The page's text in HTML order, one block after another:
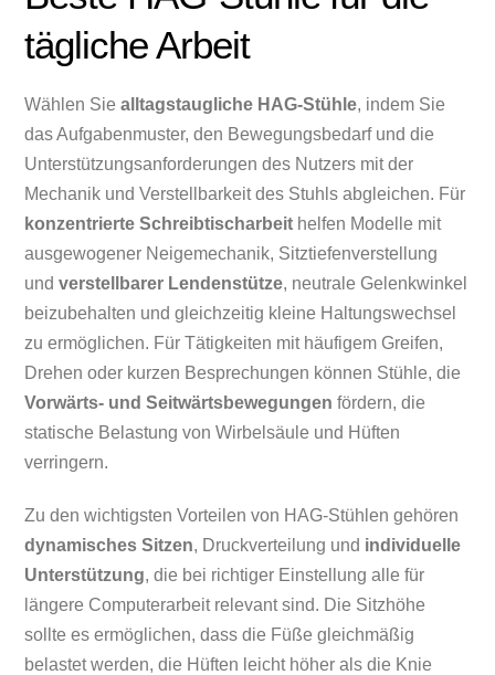
tägliche Arbeit
Wählen Siealltagstaugliche HAG-Stühle, indem Sie
das Aufgabenmuster, den Bewegungsbedarf und die
Unterstützungsanforderungen des Nutzers mit der
Mechanik und Verstellbarkeit des Stuhls abgleichen. Für
konzentrierte Schreibtischarbeit helfen Modelle mit
ausgewogener Neigemechanik, Sitztiefenverstellung
undverstellbarer Lendenstütze, neutrale Gelenkwinkel
beizubehalten und gleichzeitig kleine Haltungswechsel
zu ermöglichen. Für Tätigkeiten mit häufigem Greifen,
Drehen oder kurzen Besprechungen können Stühle, die
Vorwärts- und Seitwärtsbewegungen fördern, die
statische Belastung von Wirbelsäule und Hüften
verringern.
Zu den wichtigsten Vorteilen von HAG-Stühlen gehören
dynamisches Sitzen, Druckverteilung und individuelle
Unterstützung, die bei richtiger Einstellung alle für
längere Computerarbeit relevant sind. Die Sitzhöhe
sollte es ermöglichen, dass die Füße gleichmäßig
belastet werden, die Hüften leicht höher als die Knie